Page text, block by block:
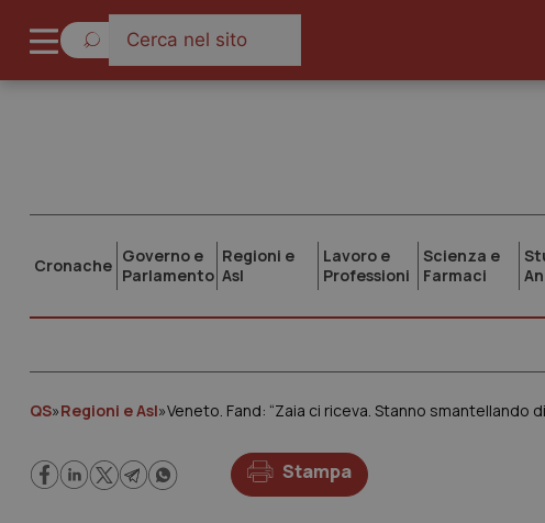
Cronache Governo e
Parlamento
Regioni e
Asl
Lavoro e
Professioni
Scienza e
Farmaci
QS»Regioni e Asl»Veneto. Fand: “Zaia ci riceva. Stanno smantellando
Stampa